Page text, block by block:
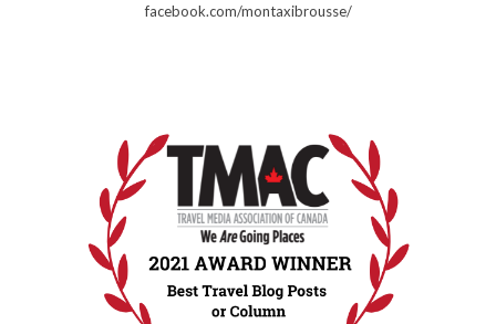
facebook.com/montaxibrousse/